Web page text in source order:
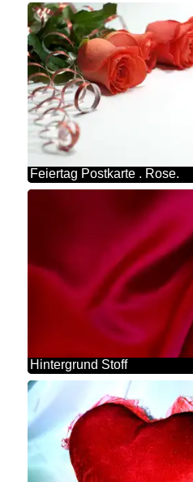
Feiertag Postkarte . Rose.
Hintergrund Stoff